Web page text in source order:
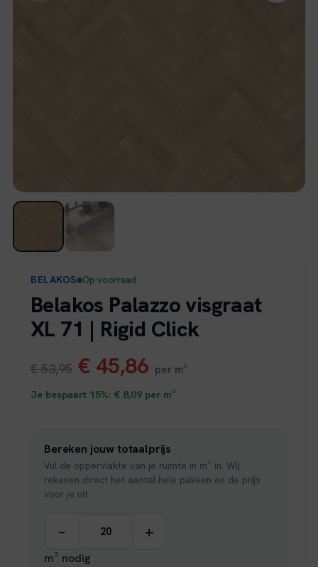
BELAKOS Op voorraad
Belakos Palazzo visgraat
XL 71 | Rigid Click
€53,95 Oorspronkelijke
prijs
€ 53,95.
€ 45,86 Huidige
prijs
€ 45,86.
per m²
Je bespaart 15%: € 8,09 per m²
Bereken jouw totaalprijs
Vul de oppervlakte van je ruimte in m² in. Wij
rekenen direct het aantal hele pakken en de prijs
voor je uit.
− +
m² nodig